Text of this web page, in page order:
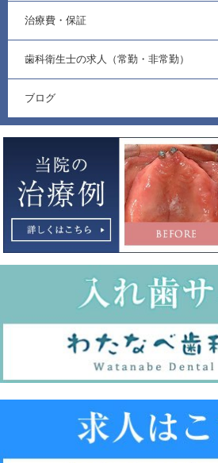
治療費・保証
歯科衛生士の求人（常勤・非常勤）
ブログ